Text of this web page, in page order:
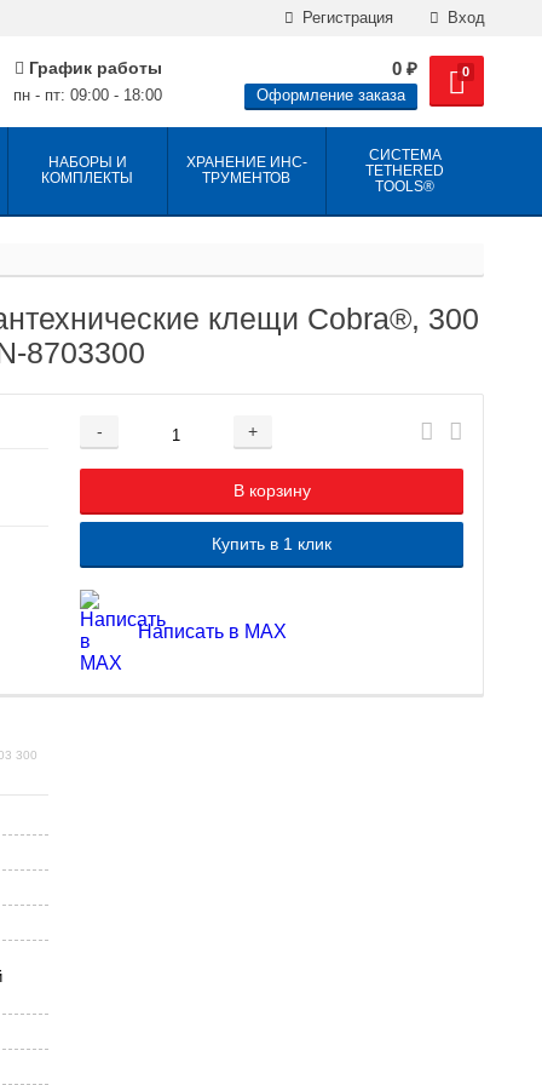
Регистрация Вход
График работы
пн - пт: 09:00 - 18:00
0
0 ₽
Оформление заказа
НАБОРЫ И
КОМПЛЕКТЫ
ХРАНЕНИЕ ИНС­
ТРУ­МЕН­ТОВ
СИСТЕМА
TETHERED
TOOLS®
клещи Cobra®, 300
8703300
- +
Добавляется...
В корзину
Добавлен
Купить в 1 клик
Написать в MAX
300